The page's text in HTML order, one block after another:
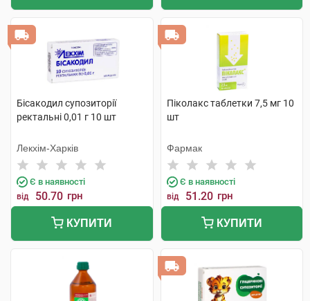
Бісакодил супозиторії
ректальні 0,01 г 10 шт
Лекхім-Харків
Є в наявності
від 50.70 грн
КУПИТИ
Піколакс таблетки 7,5 мг 10
шт
Фармак
Є в наявності
від 51.20 грн
КУПИТИ